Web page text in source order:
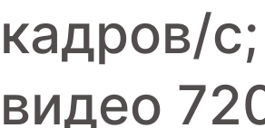
кадров/
видео